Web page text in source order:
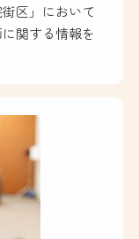
区」において
関する情報を